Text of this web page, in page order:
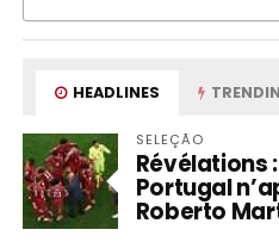
HEADLINES
SELEÇÃO
Révélations
Portugal
Roberto